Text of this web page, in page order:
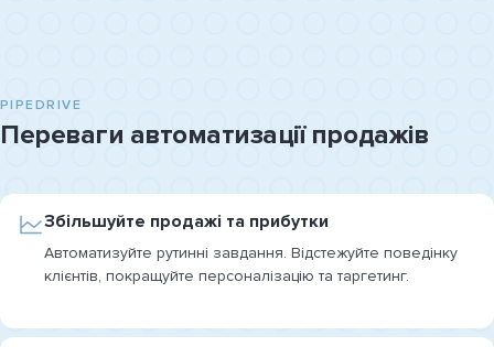
PIPEDRIVE
Переваги автоматизації продажів
Збільшуйте продажі та прибутки
Автоматизуйте рутинні завдання. Відстежуйте поведінку
клієнтів, покращуйте персоналізацію та таргетинг.